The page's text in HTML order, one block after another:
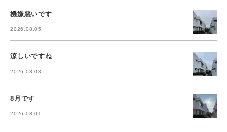
機嫌悪いです
2026.08.05
涼しいですね
2026.08.03
8月です
2026.08.01